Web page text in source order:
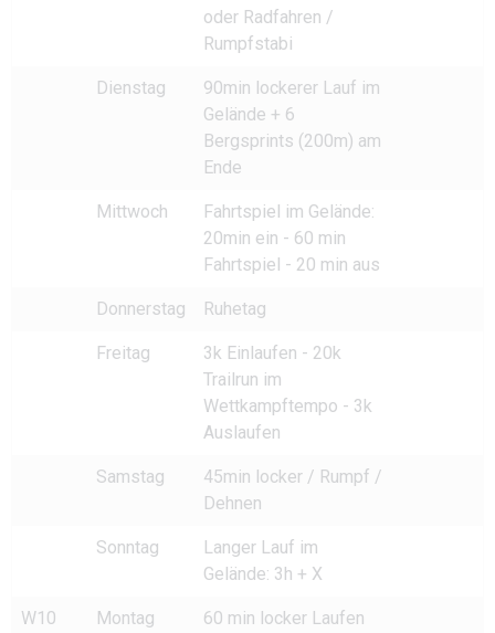
oder Radfahren /
Rumpfstabi
Dienstag
90min lockerer Lauf im
Gelände + 6
Bergsprints (200m) am
Ende
Mittwoch
Fahrtspiel im Gelände:
20min ein - 60 min
Fahrtspiel - 20 min aus
Donnerstag Ruhetag
Freitag
3k Einlaufen - 20k
Trailrun im
Wettkampftempo - 3k
Auslaufen
Samstag
45min locker / Rumpf /
Dehnen
Sonntag
Langer Lauf im
Gelände: 3h + X
W10 Montag
60 min locker Laufen